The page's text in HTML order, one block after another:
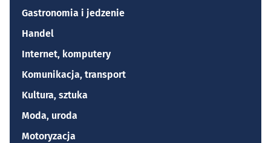
Gastronomia i jedzenie
Handel
Internet, komputery
Komunikacja, transport
Kultura, sztuka
Moda, uroda
Motoryzacja